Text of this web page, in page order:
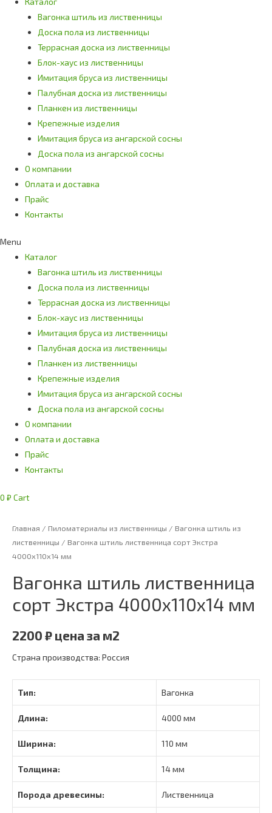
Вагонка штиль из лиственницы
Доска пола из лиственницы
Террасная доска из лиственницы
Блок-хаус из лиственницы
Имитация бруса из лиственницы
Палубная доска из лиственницы
Планкен из лиственницы
Крепежные изделия
Имитация бруса из ангарской сосны
Доска пола из ангарской сосны
О компании
Оплата и доставка
Прайс
Контакты
Menu
Каталог
Вагонка штиль из лиственницы
Доска пола из лиственницы
Террасная доска из лиственницы
Блок-хаус из лиственницы
Имитация бруса из лиственницы
Палубная доска из лиственницы
Планкен из лиственницы
Крепежные изделия
Имитация бруса из ангарской сосны
Доска пола из ангарской сосны
О компании
Оплата и доставка
Прайс
Контакты
0 ₽ Cart
Главная / Пиломатериалы из лиственницы / Вагонка штиль из
лиственницы / Вагонка штиль лиственница сорт Экстра
4000х110х14 мм
Вагонка штиль лиственница
сорт Экстра 4000х110х14 мм
2200 ₽ цена за м2
Страна производства: Россия
Тип: Вагонка
Длина: 4000 мм
Ширина: 110 мм
Толщина: 14 мм
Порода древесины: Лиственница